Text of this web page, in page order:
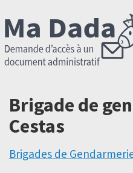
Brigade de
Cestas
Brigades de